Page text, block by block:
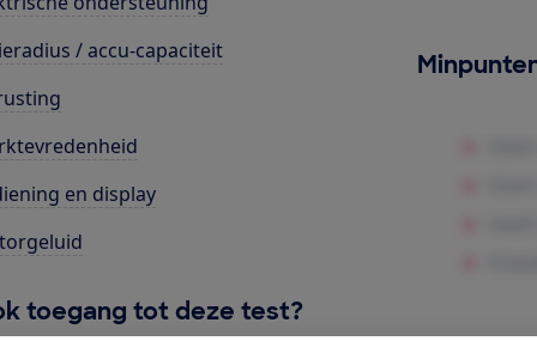
/ accu-capaciteit
en display
toegang tot deze test?